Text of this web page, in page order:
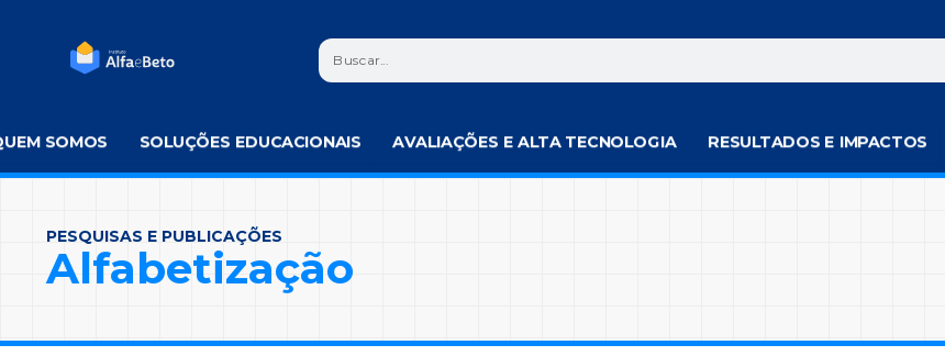
SOMOS SOLUÇÕES EDUCACIONAIS AVALIAÇÕES E ALTA TECNOLOGIA RESULTADOS E IMPACTOS
PESQUISAS E PUBLICAÇÕES
Alfabetização